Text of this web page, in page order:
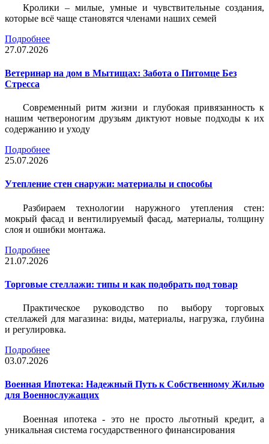
Кролики – милые, умные и чувствительные создания,
которые всё чаще становятся членами наших семей
Подробнее
27.07.2026
Ветеринар на дом в Мытищах: Забота о Питомце Без
Стресса
Современный ритм жизни и глубокая привязанность к
нашим четвероногим друзьям диктуют новые подходы к их
содержанию и уходу
Подробнее
25.07.2026
Утепление стен снаружи: материалы и способы
Разбираем технологии наружного утепления стен:
мокрый фасад и вентилируемый фасад, материалы, толщину
слоя и ошибки монтажа.
Подробнее
21.07.2026
Торговые стеллажи: типы и как подобрать под товар
Практическое руководство по выбору торговых
стеллажей для магазина: виды, материалы, нагрузка, глубина
и регулировка.
Подробнее
03.07.2026
Военная Ипотека: Надежный Путь к Собственному Жилью
для Военнослужащих
Военная ипотека - это не просто льготный кредит, а
уникальная система государственного финансирования